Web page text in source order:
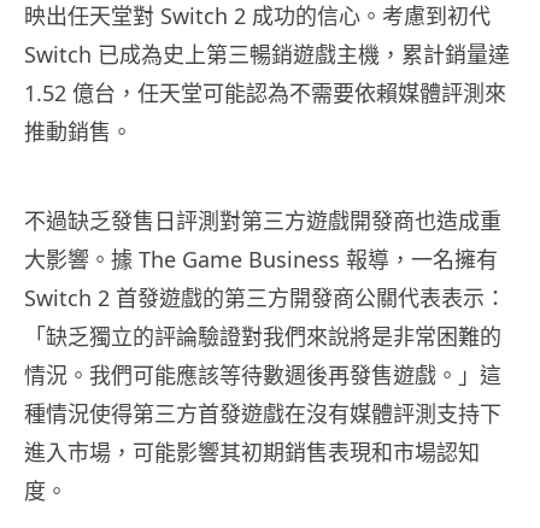
映出任天堂對 Switch 2 成功的信心。考慮到初代
Switch 已成為史上第三暢銷遊戲主機，累計銷量達
1.52 億台，任天堂可能認為不需要依賴媒體評測來
推動銷售。
不過缺乏發售日評測對第三方遊戲開發商也造成重
大影響。據 The Game Business 報導，一名擁有
Switch 2 首發遊戲的第三方開發商公關代表表示：
「缺乏獨立的評論驗證對我們來說將是非常困難的
情況。我們可能應該等待數週後再發售遊戲。」這
種情況使得第三方首發遊戲在沒有媒體評測支持下
進入市場，可能影響其初期銷售表現和市場認知
度。